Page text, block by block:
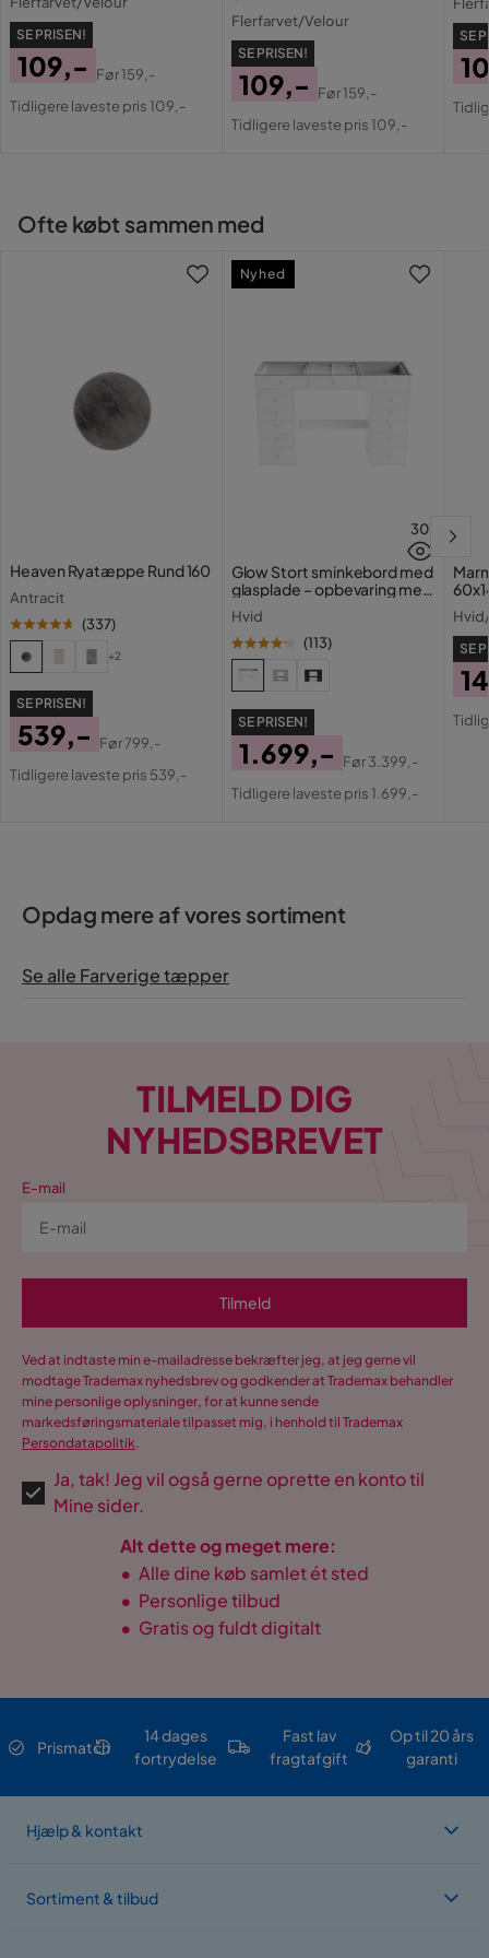
Stil Landlig
Doluca
SE PRISEN!
Pris
109,-
Original
Før159,-
Tidligere laveste pris 109,-
Flerfarvet/Velour
SE PRISEN!
Pris
109,-
Original
Før159,-
Tidligere laveste pris 109,-
SE
Ofte købt sammen med
Heaven Ryatæppe Rund 160
Antracit
(337)
+2
SE PRISEN!
Pris
539,-
Original
Før799,-
Tidligere laveste pris 539,-
30
Glow Stort sminkebord med
glasplade – opbevaring med
skuffer og rum 120 cm
Hvid
(113)
SE PRISEN!
Pris
1.699,-
Original
Før3.399,-
Tidligere laveste pris 1.699,-
Nyhed
SE
Opdag mere af vores sortiment
Se alle Farverige tæpper
TILMELD DIG
NYHEDSBREVET
E-mail
Tilmeld
Ved at indtaste min e-mailadresse bekræfter jeg, at jeg gerne vil
modtage Trademax nyhedsbrev og godkender at Trademax behandler
mine personlige oplysninger, for at kunne sende
markedsføringsmateriale tilpasset mig, i henhold til Trademax
Persondatapolitik.
Ja, tak! Jeg vil også gerne oprette en konto til
Mine sider.
Alt dette og meget mere:
• Alle dine køb samlet ét sted
• Personlige tilbud
• Gratis og fuldt digitalt
Prismatch
14 dages
fortrydelse
Fast lav
fragtafgift
Op til 20 års
garanti
Hjælp & kontakt
Sortiment & tilbud